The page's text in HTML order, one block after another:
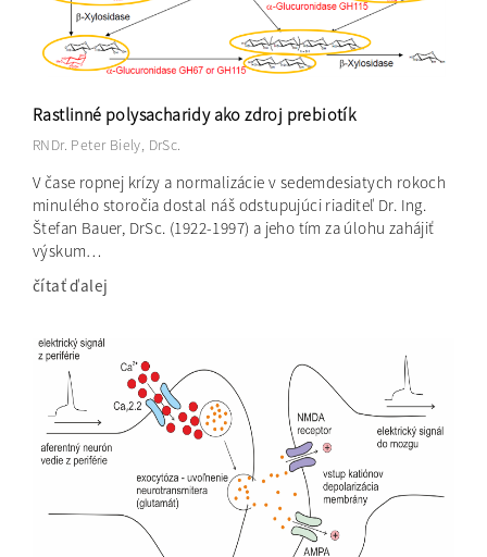
Rastlinné polysacharidy ako zdroj prebiotík
RNDr. Peter Biely, DrSc.
V čase ropnej krízy a normalizácie v sedemdesiatych rokoch
minulého storočia dostal náš odstupujúci riaditeľ Dr. Ing.
Štefan Bauer, DrSc. (1922-1997) a jeho tím za úlohu zahájiť
výskum…
čítať ďalej